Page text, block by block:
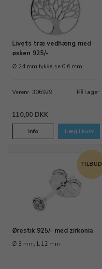
Livets træ vedhæng med
øsken 925/-
Ø 24 mm tykkelse 0,6 mm
Varenr. 306929 På lager
110,00 DKK
Info Læg i kurv
TILBUD
Ørestik 925/- med zirkonia
Ø 3 mm, L 12 mm